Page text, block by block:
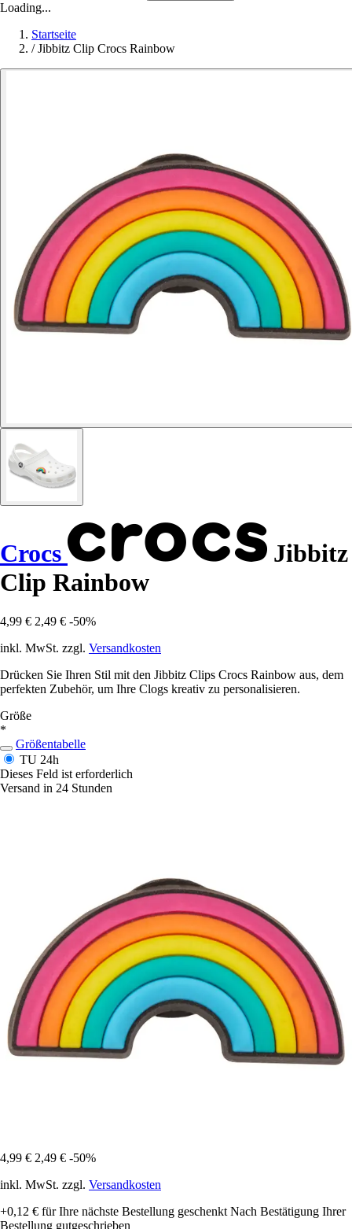
Loading...
Startseite
/ Jibbitz Clip Crocs Rainbow
Crocs
Jibbitz
Clip Rainbow
4,99 € 2,49 € -50%
inkl. MwSt. zzgl. Versandkosten
Drücken Sie Ihren Stil mit den Jibbitz Clips Crocs Rainbow aus, dem
perfekten Zubehör, um Ihre Clogs kreativ zu personalisieren.
Größe
*
Größentabelle
TU 24h
Dieses Feld ist erforderlich
Versand in 24 Stunden
4,99 € 2,49 € -50%
inkl. MwSt. zzgl. Versandkosten
+0,12 € für Ihre nächste Bestellung geschenkt Nach Bestätigung Ihrer
Bestellung gutgeschrieben